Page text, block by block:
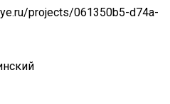
projects/061350b5-d74a-